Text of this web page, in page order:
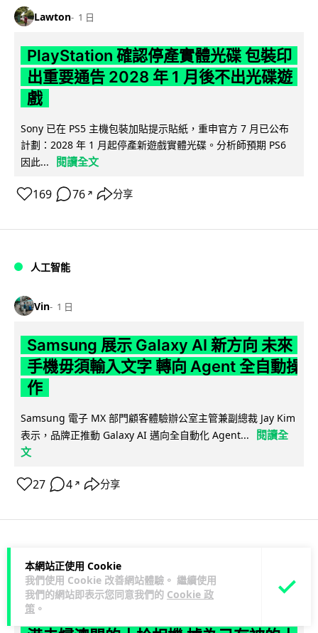
本網站正使用 Cookie
我們使用 Cookie 改善網站體驗。 繼續使用
我們的網站即表示您同意我們的 Cookie 政
策 。
Lawton 1 日
PlayStation 確認停產實體光碟 包裝印
出重要通告 2028 年 1 月後不出光碟遊
戲
Sony 已在 PS5 主機包裝加貼提示貼紙，重申官方 7 月已公布
計劃：2028 年 1 月起停產新遊戲實體光碟。分析師預期 PS6
因此...
閱讀全文
169 76 ↗ 分享
人工智能
Vin 1 日
Samsung 展示 Galaxy AI 新方向 未來
手機毋須輸入文字 轉向 Agent 全自動操
作
Samsung 電子 MX 部門顧客體驗辦公室主管兼副總裁 Jay Kim
表示，品牌正推動 Galaxy AI 邁向全自動化 Agent...
閱讀全
文
27 4 ↗ 分享
科技娛樂
Lawton 1 日